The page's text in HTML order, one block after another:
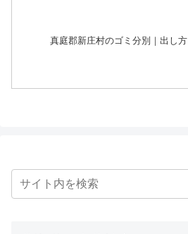
真庭郡新庄村のゴミ分別｜出し方